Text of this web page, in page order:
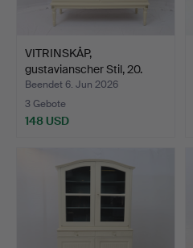
VITRINSKÅP,
gustavianscher Stil, 20.
Jahrh…
Beendet 6. Jun 2026
3 Gebote
148 USD